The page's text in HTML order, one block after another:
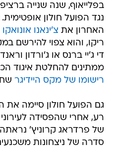
בפלייאוף, שנה שנייה
נגד הפועל חולון
האחרון את צ'ינאנו
ריקו, והוא צפוי להירשם
די ג'יי ברנס או ג'ורדון
ממתינים להחלטת איגוד
רישומו של מקס היידיגר
גם הפועל חולון סיימה
רע, אחרי שהפסידה
של פרדראג קרוניץ'
סדרה של ניצחונות